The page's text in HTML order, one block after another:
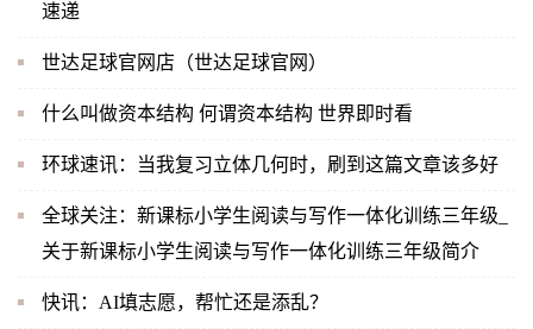
速递
世达足球官网店（世达足球官网）
什么叫做资本结构 何谓资本结构 世界即时看
环球速讯：当我复习立体几何时，刷到这篇文章该多好
全球关注：新课标小学生阅读与写作一体化训练三年级_
关于新课标小学生阅读与写作一体化训练三年级简介
快讯：AI填志愿，帮忙还是添乱？